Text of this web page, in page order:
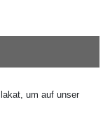
um auf unser